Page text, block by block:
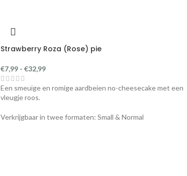
Strawberry Roza (Rose) pie
€7,99 - €32,99
Een smeuïge en romige aardbeien no-cheesecake met een
vleugje roos.
Verkrijgbaar in twee formaten: Small & Normal